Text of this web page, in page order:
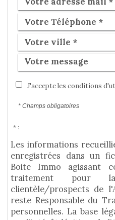
J'accepte les conditions
* Champs obligatoires
* :
Les informations
enregistrées dans un
Boite Immo agissant
traitement pour
clientèle/prospects de
reste Responsable du
personnelles. La base